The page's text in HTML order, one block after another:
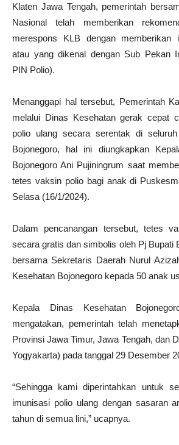
Klaten Jawa Tengah, pemerintah
Nasional telah memberikan
merespons KLB dengan memberikan
atau yang dikenal dengan Sub Pekan
PIN Polio).
Menanggapi hal tersebut, Pemerintah
melalui Dinas Kesehatan gerak cepat
polio ulang secara serentak di
Bojonegoro, hal ini diungkapkan
Bojonegoro Ani Pujiningrum saat
tetes vaksin polio bagi anak di
Selasa (16/1/2024).
Dalam pencanangan tersebut, tetes
secara gratis dan simbolis oleh Pj Bupati
bersama Sekretaris Daerah Nurul
Kesehatan Bojonegoro kepada 50 anak
Kepala Dinas Kesehatan
mengatakan, pemerintah telah
Provinsi Jawa Timur, Jawa Tengah, dan
Yogyakarta) pada tanggal 29 Desember
“Sehingga kami diperintahkan untuk
imunisasi polio ulang dengan sasaran
tahun di semua lini,” ucapnya.